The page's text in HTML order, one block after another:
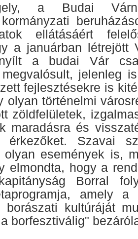
a Budai
ellátásáért
a januárban létrejött
a budai Vár
jelenleg
fejlesztésekre is
olyan történelmi
zöldfelületek,
maradásra és
érkezőket. Szavai
olyan események is,
elmondta, hogy a
Borral
amely a
borászati kultúráját
borfesztiválig"